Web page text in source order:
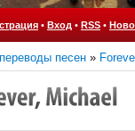
• Вход • RSS •
песен »